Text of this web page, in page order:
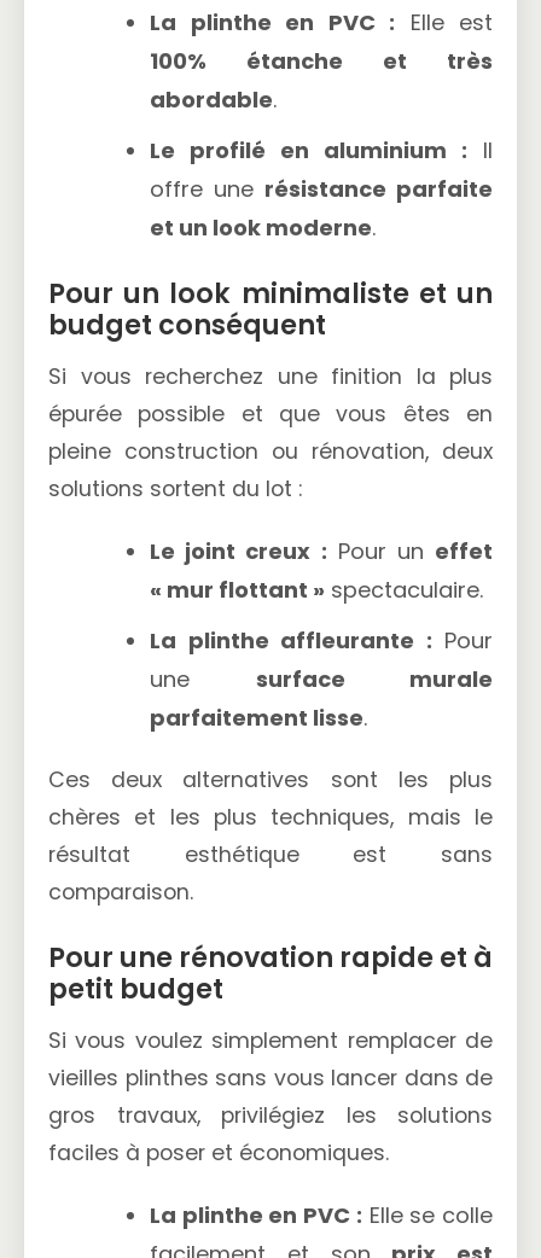
La plinthe en PVC : Elle est
100% étanche et très
abordable.
Le profilé en aluminium : Il
offre une résistance parfaite
et un look moderne.
Pour un look minimaliste et un
budget conséquent
Si vous recherchez une finition la plus
épurée possible et que vous êtes en
pleine construction ou rénovation, deux
solutions sortent du lot :
Le joint creux : Pour un effet
« mur flottant » spectaculaire.
La plinthe affleurante : Pour
une surface murale
parfaitement lisse.
Ces deux alternatives sont les plus
chères et les plus techniques, mais le
résultat esthétique est sans
comparaison.
Pour une rénovation rapide et à
petit budget
Si vous voulez simplement remplacer de
vieilles plinthes sans vous lancer dans de
gros travaux, privilégiez les solutions
faciles à poser et économiques.
La plinthe en PVC : Elle se colle